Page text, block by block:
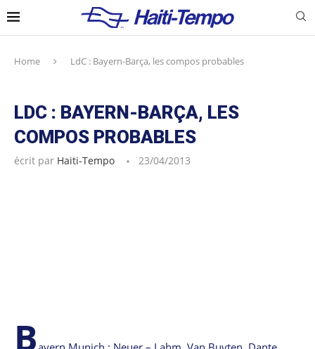
Home LdC : Bayern-Barça, les compos probables
LDC : BAYERN-BARÇA, LES
COMPOS PROBABLES
écrit par Haiti-Tempo 23/04/2013
B